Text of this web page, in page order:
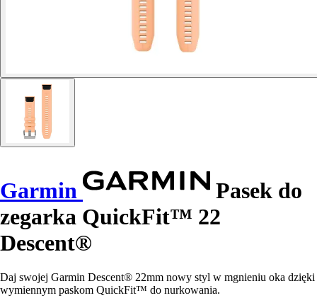
Garmin
Pasek do
zegarka QuickFit™ 22
Descent®
Daj swojej Garmin Descent® 22mm nowy styl w mgnieniu oka dzięki
wymiennym paskom QuickFit™ do nurkowania.